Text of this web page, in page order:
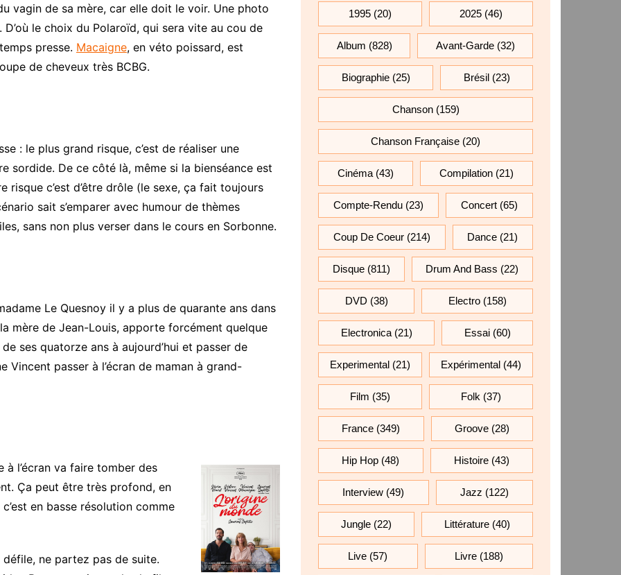
vagin de sa mère, car elle doit le voir. Une photo
le choix du Polaroïd, qui sera vite au cou de
presse. Macaigne, en véto poissard, est
de cheveux très BCBG.
: le plus grand risque, c’est de réaliser une
sordide. De ce côté là, même si la bienséance est
risque c’est d’être drôle (le sexe, ça fait toujours
sait s’emparer avec humour de thèmes
sans non plus verser dans le cours en Sorbonne.
Le Quesnoy il y a plus de quarante ans dans
mère de Jean-Louis, apporte forcément quelque
ses quatorze ans à aujourd’hui et passer de
Vincent passer à l’écran de maman à grand-
l’écran va faire tomber des
Ça peut être très profond, en
en basse résolution comme
défile, ne partez pas de suite.
1995 (20) 2025 (46)
Album (828) Avant-Garde(32)
Biographie(25) Brésil(23)
Chanson(159)
Chanson Française (20)
Cinéma (43) Compilation (21)
Compte-Rendu (23) Concert (65)
Coup De Coeur(214) Dance (21)
Disque(811) Drum And Bass (22)
DVD (38) Electro(158)
Electronica(21) Essai(60)
Experimental (21) Expérimental (44)
Film (35) Folk (37)
France (349) Groove(28)
Hip Hop (48) Histoire(43)
Interview (49) Jazz (122)
Jungle (22) Littérature (40)
Live (57) Livre(188)